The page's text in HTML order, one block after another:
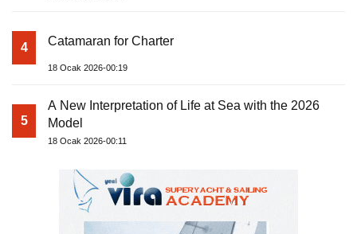
4 Catamaran for Charter
18 Ocak 2026-00:19
5
A New Interpretation of Life at Sea with the 2026
Model
18 Ocak 2026-00:11